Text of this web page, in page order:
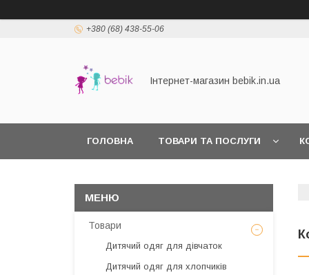
+380 (68) 438-55-06
Інтернет-магазин bebik.in.ua
ГОЛОВНА ТОВАРИ ТА ПОСЛУГИ
Товари
Дитячий одяг для дівчаток
Дитячий одяг для хлопчиків